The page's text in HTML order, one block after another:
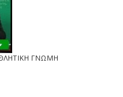
ΓΝΩΜΗ